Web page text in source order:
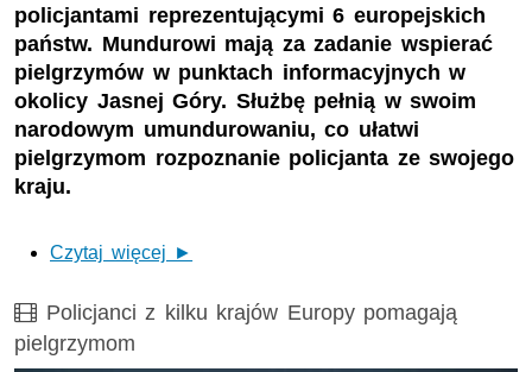
policjantami reprezentującymi 6 europejskich
państw. Mundurowi mają za zadanie wspierać
pielgrzymów w punktach informacyjnych w
okolicy Jasnej Góry. Służbę pełnią w swoim
narodowym umundurowaniu, co ułatwi
pielgrzymom rozpoznanie policjanta ze swojego
kraju.
Czytaj więcej ►
Film
Policjanci z kilku krajów Europy pomagają
pielgrzymom